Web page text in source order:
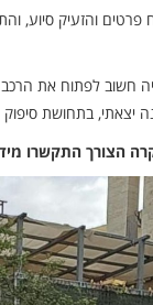
והזעיק סיוע,
חשוב לפתוח את
בתחושת סיפוק
מיד 1230 ללא